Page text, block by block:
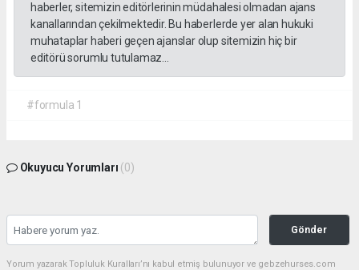
haberler, sitemizin editörlerinin müdahalesi olmadan ajans
kanallarından çekilmektedir. Bu haberlerde yer alan hukuki
muhataplar haberi geçen ajanslar olup sitemizin hiç bir
editörü sorumlu tutulamaz...
#formula 1
Okuyucu Yorumları (0)
Gönder
Yorum yazarak Topluluk Kuralları’nı kabul etmiş bulunuyor ve gebzehurses.com